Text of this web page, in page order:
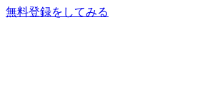
無料登録をしてみる